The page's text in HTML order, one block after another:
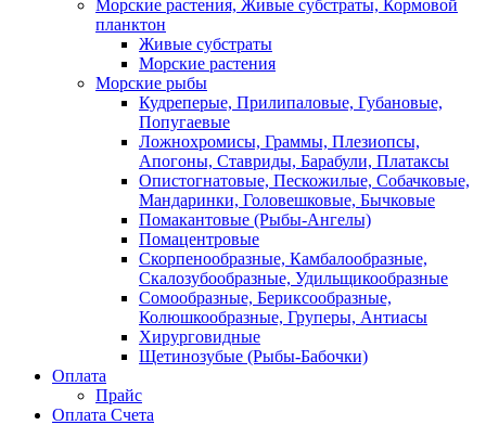
Морские растения, Живые субстраты, Кормовой
планктон
Живые субстраты
Морские растения
Морские рыбы
Кудреперые, Прилипаловые, Губановые,
Попугаевые
Ложнохромисы, Граммы, Плезиопсы,
Апогоны, Ставриды, Барабули, Платаксы
Опистогнатовые, Пескожилые, Собачковые,
Мандаринки, Головешковые, Бычковые
Помакантовые (Рыбы-Ангелы)
Помацентровые
Скорпенообразные, Камбалообразные,
Скалозубообразные, Удильщикообразные
Сомообразные, Бериксообразные,
Колюшкообразные, Груперы, Антиасы
Хирурговидные
Щетинозубые (Рыбы-Бабочки)
Оплата
Прайс
Оплата Счета